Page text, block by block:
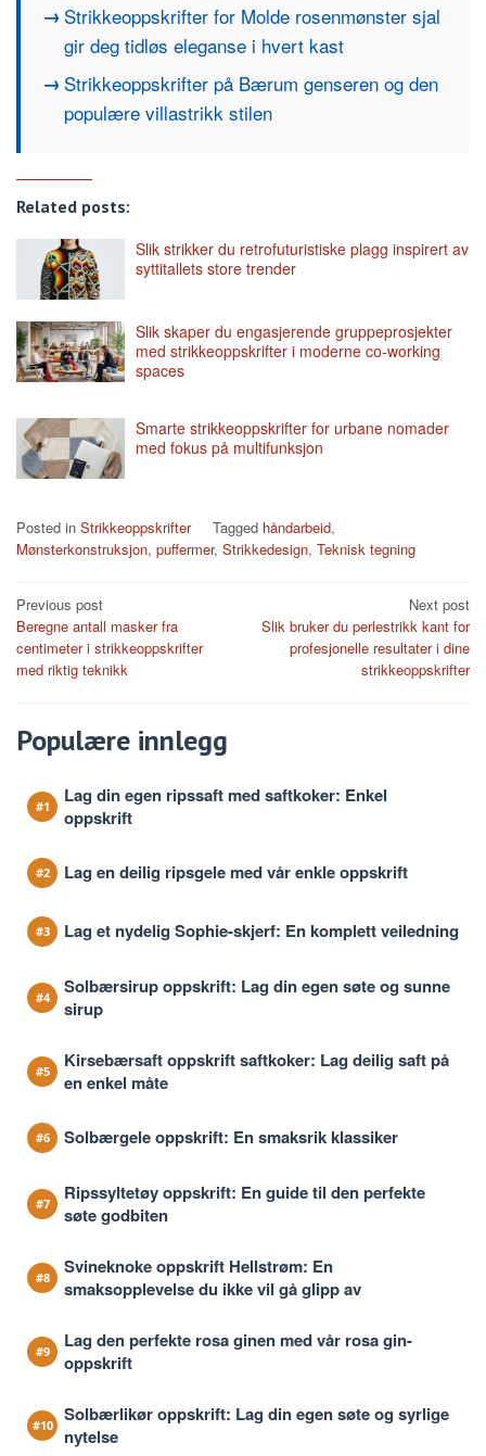
Strikkeoppskrifter for Molde rosenmønster sjal
gir deg tidløs eleganse i hvert kast
Strikkeoppskrifter på Bærum genseren og den
populære villastrikk stilen
Related posts:
Slik strikker du retrofuturistiske plagg inspirert av
syttitallets store trender
Slik skaper du engasjerende gruppeprosjekter
med strikkeoppskrifter i moderne co-working
spaces
Smarte strikkeoppskrifter for urbane nomader
med fokus på multifunksjon
Posted in Strikkeoppskrifter Tagged håndarbeid,
Mønsterkonstruksjon, puffermer, Strikkedesign, Teknisk tegning
Post
navigation
Previous post
Beregne antall masker fra
centimeter i strikkeoppskrifter
med riktig teknikk
Next post
Slik bruker du perlestrikk kant for
profesjonelle resultater i dine
strikkeoppskrifter
Populære innlegg
Lag din egen ripssaft med saftkoker: Enkel
oppskrift
Lag en deilig ripsgele med vår enkle oppskrift
Lag et nydelig Sophie-skjerf: En komplett veiledning
Solbærsirup oppskrift: Lag din egen søte og sunne
sirup
Kirsebærsaft oppskrift saftkoker: Lag deilig saft på
en enkel måte
Solbærgele oppskrift: En smaksrik klassiker
Ripssyltetøy oppskrift: En guide til den perfekte
søte godbiten
Svineknoke oppskrift Hellstrøm: En
smaksopplevelse du ikke vil gå glipp av
Lag den perfekte rosa ginen med vår rosa gin-
oppskrift
Solbærlikør oppskrift: Lag din egen søte og syrlige
nytelse